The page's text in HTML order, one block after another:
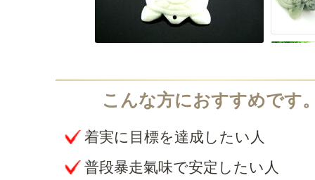
着実に目標を達成したい人
普段暴走氣味で安定したい人